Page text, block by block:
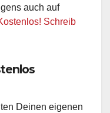
auch auf
Schreib
Deinen eigenen